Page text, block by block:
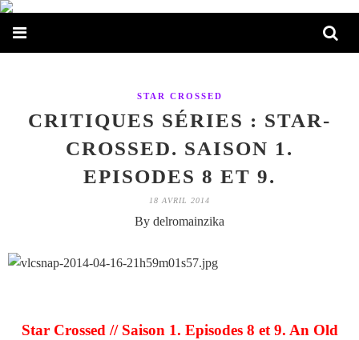
STAR CROSSED
CRITIQUES SÉRIES : STAR-
CROSSED. SAISON 1.
EPISODES 8 ET 9.
18 AVRIL 2014
By delromainzika
Star Crossed // Saison 1. Episodes 8 et 9. An Old